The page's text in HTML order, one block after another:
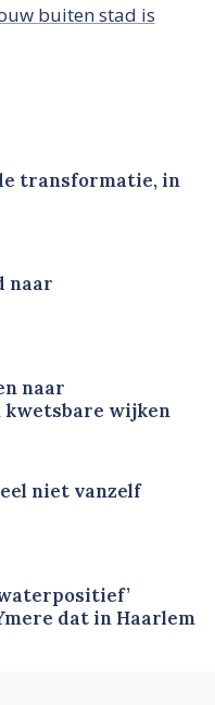
buiten stad is
transformatie, in
naar
naar
kwetsbare wijken
niet vanzelf
dat in Haarlem